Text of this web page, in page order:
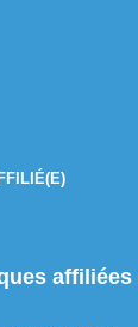
affiliées